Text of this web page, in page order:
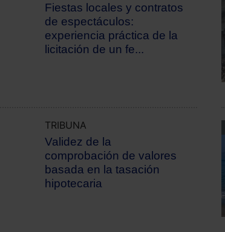
Fiestas locales y contratos
de espectáculos:
experiencia práctica de la
licitación de un fe...
TRIBUNA
Validez de la
comprobación de valores
basada en la tasación
hipotecaria